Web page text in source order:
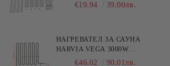
€19.94 39.00лв.
НАГРЕВАТЕЛ ЗА САУНА
HARVIA VEGA 3000W
HTS006HR
€46.02 90.01лв.